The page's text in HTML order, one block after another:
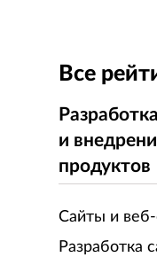
Все
и
продуктов
Сайты и
Разработка